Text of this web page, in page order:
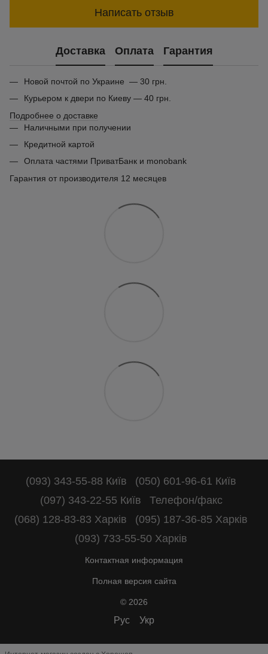
Написать отзыв
Доставка Оплата Гарантия
Новой почтой по Украине — 30 грн.
Курьером к двери по Киеву — 40 грн.
Подробнее о доставке
Наличными при получении
Кредитной картой
Оплата частями ПриватБанк и monobank
Гарантия от производителя 12 месяцев
(093) 343-55-88 Київ
(050) 601-96-61 Київ
(097) 343-22-55 Київ
Телефон/факс
(068) 128-83-83 Харків
(095) 187-36-85 Харків
(093) 733-55-50 Харків
Контактная информация
Полная версия сайта
© 2026
Рус Укр